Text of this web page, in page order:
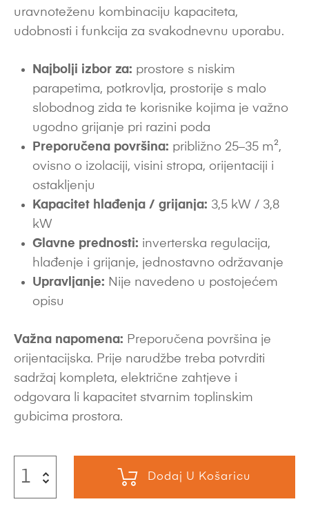
uravnoteženu kombinaciju kapaciteta,
udobnosti i funkcija za svakodnevnu uporabu.
Najbolji izbor za: prostore s niskim
parapetima, potkrovlja, prostorije s malo
slobodnog zida te korisnike kojima je važno
ugodno grijanje pri razini poda
Preporučena površina: približno 25–35 m²,
ovisno o izolaciji, visini stropa, orijentaciji i
ostakljenju
Kapacitet hlađenja / grijanja: 3,5 kW / 3,8
kW
Glavne prednosti: inverterska regulacija,
hlađenje i grijanje, jednostavno održavanje
Upravljanje: Nije navedeno u postojećem
opisu
Važna napomena: Preporučena površina je
orijentacijska. Prije narudžbe treba potvrditi
sadržaj kompleta, električne zahtjeve i
odgovara li kapacitet stvarnim toplinskim
gubicima prostora.
Dodaj U Košaricu